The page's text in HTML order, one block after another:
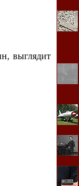
выглядит